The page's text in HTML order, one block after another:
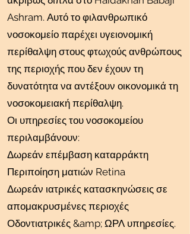
Ashram. Αυτό το φιλανθρωπικό
νοσοκομείο παρέχει υγειονομική
περίθαλψη στους φτωχούς ανθρώπους
της περιοχής που δεν έχουν τη
δυνατότητα να αντέξουν οικονομικά τη
νοσοκομειακή περίθαλψη.
Οι υπηρεσίες του νοσοκομείου
περιλαμβάνουν:
Δωρεάν επέμβαση καταρράκτη
Περιποίηση ματιών Retina
Δωρεάν ιατρικές κατασκηνώσεις σε
απομακρυσμένες περιοχές
Οδοντιατρικές &amp; ΩΡΛ υπηρεσίες.